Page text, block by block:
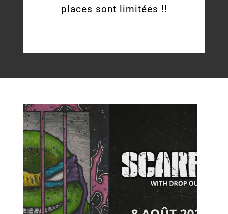
places sont limitées !!